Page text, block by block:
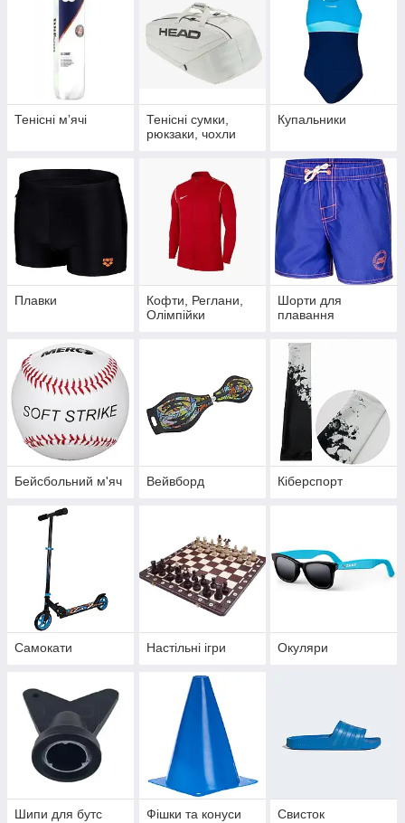
Тенісні мʼячі
Тенісні сумки,
рюкзаки, чохли
Купальники
Плавки
Кофти, Реглани,
Олімпійки
Шорти для
плавання
Бейсбольний м'яч Вейвборд Кіберспорт
Самокати Настільні ігри Окуляри
Шипи для бутс Фішки та конуси Свисток